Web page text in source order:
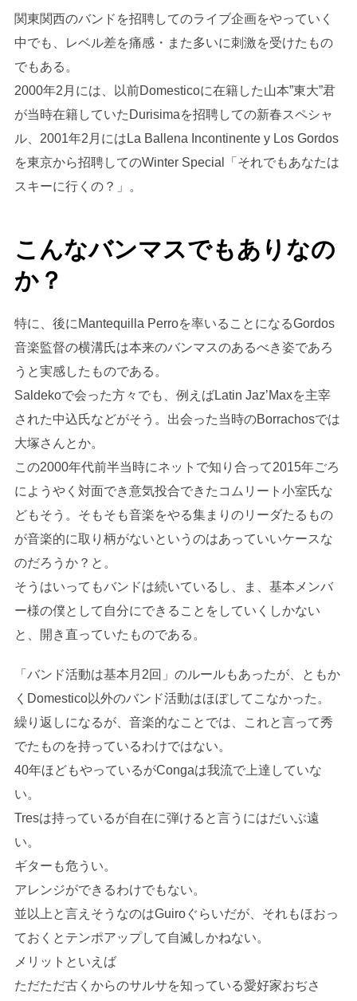
関東関西のバンドを招聘してのライブ企画をやっていく
中でも、レベル差を痛感・また多いに刺激を受けたもの
でもある。
2000年2月には、以前Domesticoに在籍した山本”東大”君
が当時在籍していたDurisimaを招聘しての新春スペシャ
ル、2001年2月にはLa Ballena Incontinente y Los Gordos
を東京から招聘してのWinter Special「それでもあなたは
スキーに行くの？」。
こんなバンマスでもありなの
か？
特に、後にMantequilla Perroを率いることになるGordos
音楽監督の横溝氏は本来のバンマスのあるべき姿であろ
うと実感したものである。
Saldekoで会った方々でも、例えばLatin Jaz’Maxを主宰
された中込氏などがそう。出会った当時のBorrachosでは
大塚さんとか。
この2000年代前半当時にネットで知り合って2015年ごろ
にようやく対面でき意気投合できたコムリート小室氏な
どもそう。そもそも音楽をやる集まりのリーダたるもの
が音楽的に取り柄がないというのはあっていいケースな
のだろうか？と。
そうはいってもバンドは続いているし、ま、基本メンバ
ー様の僕として自分にできることをしていくしかない
と、開き直っていたものである。
「バンド活動は基本月2回」のルールもあったが、ともか
くDomestico以外のバンド活動はほぼしてこなかった。
繰り返しになるが、音楽的なことでは、これと言って秀
でたものを持っているわけではない。
40年ほどもやっているがCongaは我流で上達していな
い。
Tresは持っているが自在に弾けると言うにはだいぶ遠
い。
ギターも危うい。
アレンジができるわけでもない。
並以上と言えそうなのはGuiroぐらいだが、それもほおっ
ておくとテンポアップして自滅しかねない。
メリットといえば
ただただ古くからのサルサを知っている愛好家おぢさ